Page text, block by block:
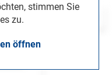
stimmen Sie
zu.
öffnen